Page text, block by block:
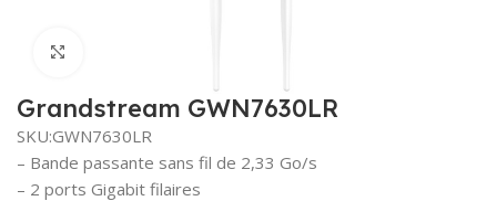
Grandstream GWN7630LR
SKU:GWN7630LR
– Bande passante sans fil de 2,33 Go/s
– 2 ports Gigabit filaires